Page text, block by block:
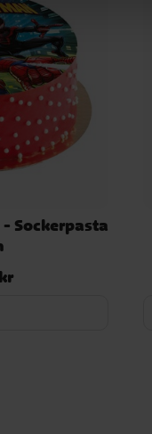
Sockerpasta
kr